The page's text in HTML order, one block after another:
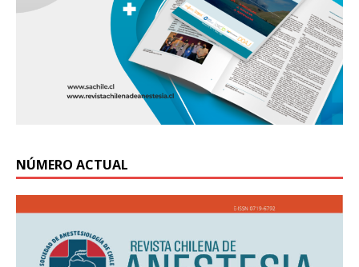
NÚMERO ACTUAL